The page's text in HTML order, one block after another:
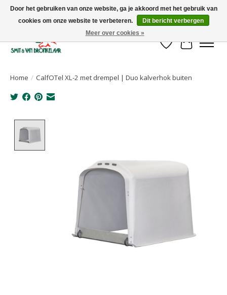
Uw leverancier voor stalinrichtingen en het opruwen van betonvloeren!
Verlanglijst
Home / CalfOTel XL-2 met drempel | Duo kalverhok buiten
Door het gebruiken van onze website, ga je akkoord met het gebruik van
cookies om onze website te verbeteren.
Dit bericht verbergen
Meer over cookies »